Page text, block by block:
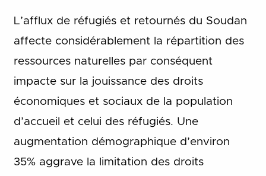
L’afflux de réfugiés et retournés du Soudan
affecte considérablement la répartition des
ressources naturelles par conséquent
impacte sur la jouissance des droits
économiques et sociaux de la population
d’accueil et celui des réfugiés. Une
augmentation démographique d’environ
35% aggrave la limitation des droits